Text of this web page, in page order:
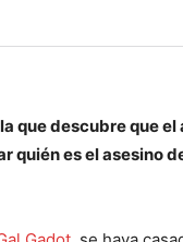
que descubre que el
quién es el asesino